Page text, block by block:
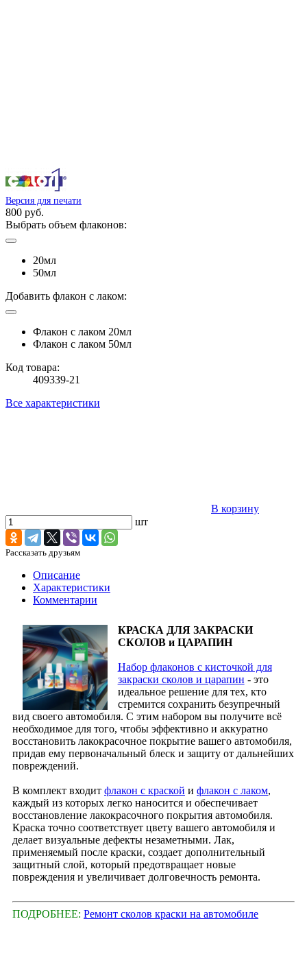
Версия для печати
800 руб.
Выбрать объем флаконов:
20мл
50мл
Добавить флакон с лаком:
Флакон с лаком 20мл
Флакон с лаком 50мл
Код товара:
409339-21
Все характеристики
В корзину
шт
Рассказать друзьям
Описание
Характеристики
Комментарии
КРАСКА ДЛЯ ЗАКРАСКИ
СКОЛОВ и ЦАРАПИН
Набор флаконов с кисточкой для
закраски сколов и царапин - это
идеальное решение для тех, кто
стремится сохранить безупречный
вид своего автомобиля. С этим набором вы получите всё
необходимое для того, чтобы эффективно и аккуратно
восстановить лакокрасочное покрытие вашего автомобиля,
придав ему первоначальный блеск и защиту от дальнейших
повреждений.
В комплект входит флакон с краской и флакон с лаком,
каждый из которых легко наносится и обеспечивает
восстановление лакокрасочного покрытия автомобиля.
Краска точно соответствует цвету вашего автомобиля и
делает визуальные дефекты незаметными. Лак,
применяемый после краски, создает дополнительный
защитный слой, который предотвращает новые
повреждения и увеличивает долговечность ремонта.
ПОДРОБНЕЕ: Ремонт сколов краски на автомобиле